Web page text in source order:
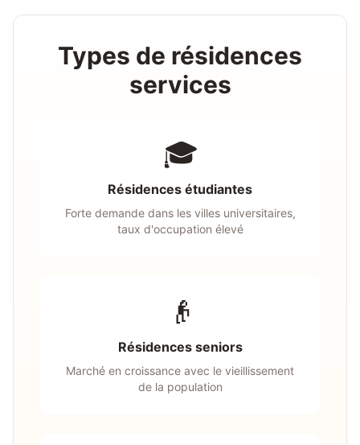
Types de résidences
services
🎓
Résidences étudiantes
Forte demande dans les villes universitaires,
taux d'occupation élevé
👴
Résidences seniors
Marché en croissance avec le vieillissement
de la population